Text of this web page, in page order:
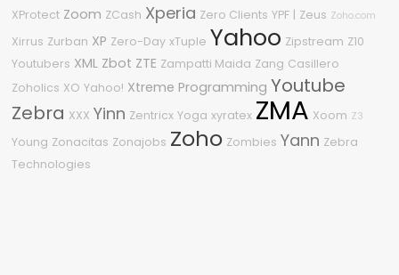
XProtect Zoom ZCash Xperia Zero Clients YPF | Zeus Zoho.com
Xirrus Zurban XP Zero-Day xTuple Yahoo Zipstream Z10
Youtubers XML Zbot ZTE Zampatti Maida Zang Casillero
Zoholics XO Yahoo! Xtreme Programming Youtube
Zebra XXX Yinn Zentricx Yoga xyratex ZMA Xoom Z3
Young Zonacitas Zonajobs Zoho Zombies Yann Zebra
Technologies